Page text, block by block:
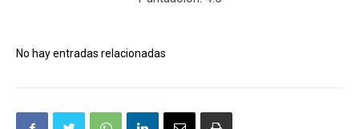
No hay entradas relacionadas